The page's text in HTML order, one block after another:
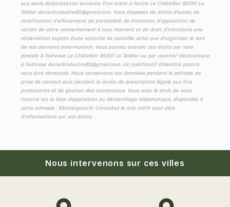
aux seuls destinataires suivants: D'un arbre à l'autre Le Châtellier 85310 Le
Tablier dunarbralautre85@gmail.com. Vous disposez de droits d’accès, de
rectification, d’effacement, de portabilité, de limitation, d’opposition, de
retrait de votre consentement à tout moment et du droit d’introduire une
réclamation auprès d’une autorité de contrôle, ainsi que d’organiser le sort
de vos données post-mortem. Vous pouvez exercer ces droits par voie
postale à l'adresse Le Châtellier 85310 Le Tablier ou par courrier électronique
à l'adresse dunarbralautre85@gmail.com. Un justificatif d'identité pourra
vous être demandé. Nous conservons vos données pendant la période de
prise de contact puis pendant la durée de prescription légale aux fins
probatoires et de gestion des contentieux. Vous avez le droit de vous
inscrire sur la liste d'opposition au démarchage téléphonique, disponible à
cette adresse : Bloctel.gouv.fr. Consultez le site cnil.fr pour plus
d’informations sur vos droits.
Nous intervenons sur ces villes